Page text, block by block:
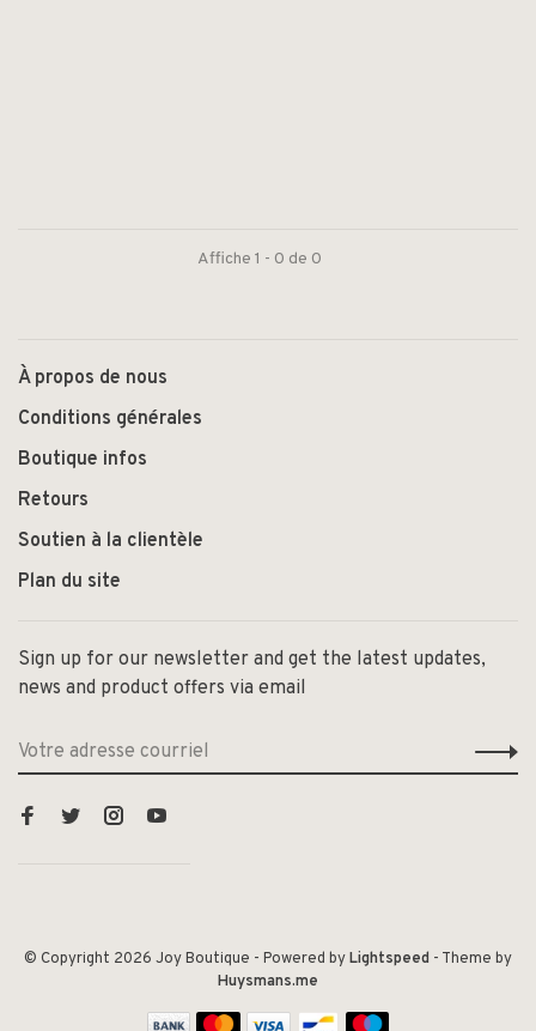
Affiche 1 - 0 de 0
À propos de nous
Conditions générales
Boutique infos
Retours
Soutien à la clientèle
Plan du site
Sign up for our newsletter and get the latest updates,
news and product offers via email
© Copyright 2026 Joy Boutique - Powered byLightspeed - Theme by
Huysmans.me